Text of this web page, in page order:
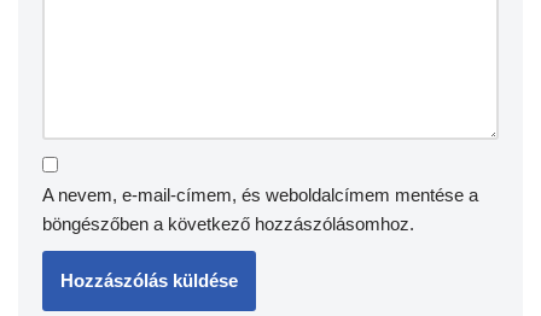
A nevem, e-mail-címem, és weboldalcímem mentése a
böngészőben a következő hozzászólásomhoz.